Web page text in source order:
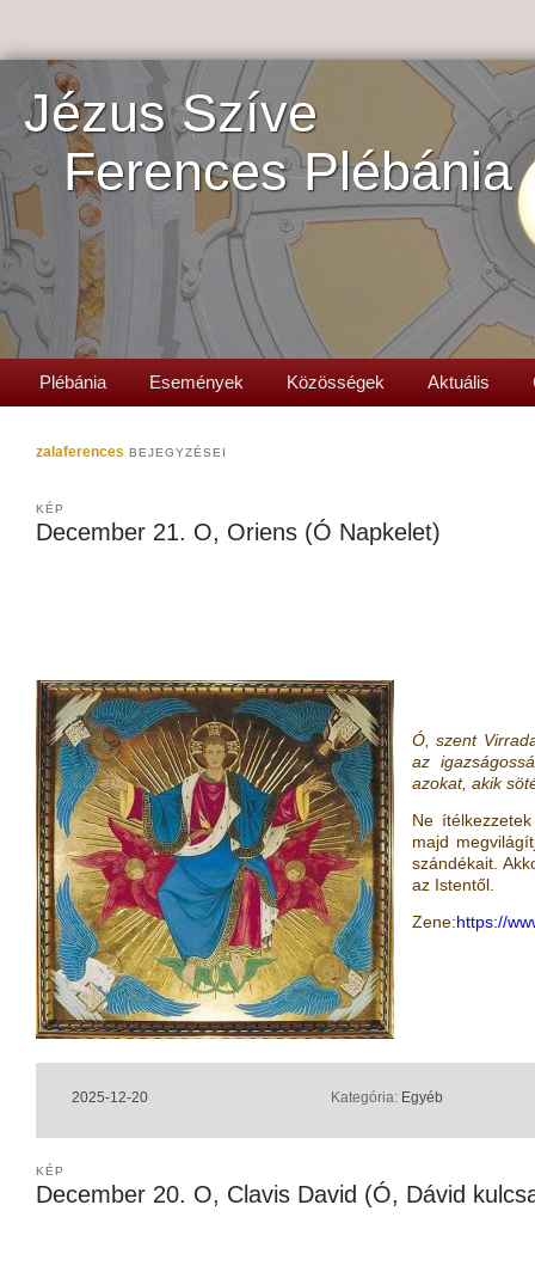
Jézus Szíve
Ferences Plébánia
Plébánia Események Közösségek Aktuális
zalaferences BEJEGYZÉSEI
December 21. O, Oriens (Ó Napkelet)
KÉP
Ó, szent
az
azokat, akik
Ne
majd
szándékait.
az Istentől.
Zene:https://
2025-12-20 Kategória: Egyéb
December 20. O, Clavis David (Ó, Dávid
KÉP